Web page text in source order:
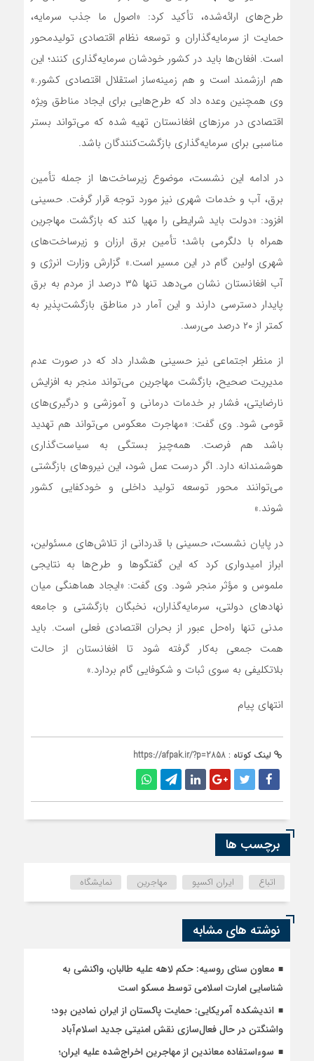
طرح‌های ارائه‌شده، تأکید کرد: «اصول ما جذب سرمایه،
حمایت از سرمایه‌گذاران و توسعه نظام اقتصادی تولیدمحور
است. افغان‌ها باید در کشور خودشان سرمایه‌گذاری کنند؛ این
هم ارزشمند است و هم زمینه‌ساز استقلال اقتصادی کشور.»
وی همچنین وعده داد که طرح‌هایی برای ایجاد مناطق ویژه
اقتصادی در مرزهای افغانستان تهیه شده که می‌تواند بستر
مناسبی برای سرمایه‌گذاری بازگشت‌کنندگان باشد.
در ادامه این نشست، موضوع زیرساخت‌ها از جمله تأمین
برق، آب و خدمات شهری نیز مورد توجه قرار گرفت. حسینی
افزود: «دولت باید شرایطی را مهیا کند که بازگشت مهاجرین
همراه با دلگرمی باشد؛ تأمین برق ارزان و زیرساخت‌های
شهری اولین گام در این مسیر است.» گزارش وزارت انرژی و
آب افغانستان نشان می‌دهد تنها ۳۵ درصد از مردم به برق
پایدار دسترسی دارند و این آمار در مناطق بازگشت‌پذیر به
کمتر از ۲۰ درصد می‌رسد.
از منظر اجتماعی نیز حسینی هشدار داد که در صورت عدم
مدیریت صحیح، بازگشت مهاجرین می‌تواند منجر به افزایش
نارضایتی، فشار بر خدمات درمانی و آموزشی و درگیری‌های
قومی شود. وی گفت: «مهاجرت معکوس می‌تواند هم تهدید
باشد هم فرصت. همه‌چیز بستگی به سیاست‌گذاری
هوشمندانه دارد. اگر درست عمل شود، این نیروهای بازگشتی
می‌توانند محور توسعه تولید داخلی و خودکفایی کشور
شوند.»
در پایان نشست، حسینی با قدردانی از تلاش‌های مسئولین،
ابراز امیدواری کرد که این گفتگوها و طرح‌ها به نتایجی
ملموس و مؤثر منجر شود. وی گفت: «ایجاد هماهنگی میان
نهادهای دولتی، سرمایه‌گذاران، نخبگان بازگشتی و جامعه
مدنی تنها راه‌حل عبور از بحران اقتصادی فعلی است. باید
همت جمعی به‌کار گرفته شود تا افغانستان از حالت
بلاتکلیفی به سوی ثبات و شکوفایی گام بردارد.»
انتهای پیام
لینک کوتاه : https://afpak.ir/?p=2858
برچسب ها
اتباع ایران اکسپو مهاجرین نمایشگاه
نوشته های مشابه
معاون سنای روسیه: حکم لاهه علیه طالبان، واکنشی به
شناسایی امارت اسلامی توسط مسکو است
اندیشکده آمریکایی: حمایت پاکستان از ایران نمادین بود؛
واشنگتن در حال فعال‌سازی نقش امنیتی جدید اسلام‌آباد
سوءاستفاده معاندین از مهاجرین اخراج‌شده علیه ایران؛